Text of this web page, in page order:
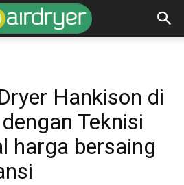
Hankison di
Teknisi
harga bersaing